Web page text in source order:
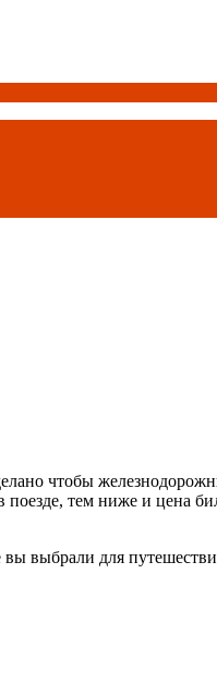
чтобы
тем ниже и цена
выбрали для